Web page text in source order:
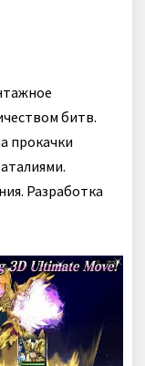
битв.
прокачки
Разработка